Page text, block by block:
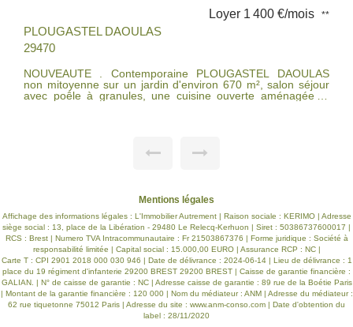
Loyer 1 400 €/mois
**
PLOUGASTEL DAOULAS
29470
NOUVEAUTE . Contemporaine PLOUGASTEL DAOULAS
non mitoyenne sur un jardin d'environ 670 m², salon séjour
avec poêle à granules, une cuisine ouverte aménagée et
Mentions légales
Affichage des informations légales : L'Immobilier Autrement | Raison sociale : KERIMO | Adresse
siège social : 13, place de la Libération - 29480 Le Relecq-Kerhuon | Siret : 50386737600017 |
RCS : Brest | Numero TVA Intracommunautaire : Fr 21503867376 | Forme juridique : Société à
responsabilité limitée | Capital social : 15.000,00 EURO | Assurance RCP : NC |
Carte T : CPI 2901 2018 000 030 946 | Date de délivrance : 2024-06-14 | Lieu de délivrance : 1
place du 19 régiment d'infanterie 29200 BREST 29200 BREST | Caisse de garantie financière :
GALIAN. | N° de caisse de garantie : NC | Adresse caisse de garantie : 89 rue de la Boétie Paris
| Montant de la garantie financière : 120 000 | Nom du médiateur : ANM | Adresse du médiateur :
62 rue tiquetonne 75012 Paris | Adresse du site : www.anm-conso.com | Date d'obtention du
label : 28/11/2020